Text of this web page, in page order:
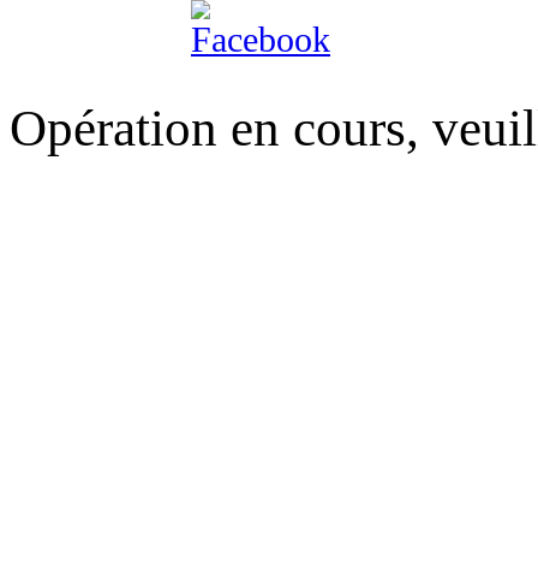
Opération en cours,